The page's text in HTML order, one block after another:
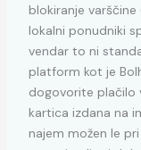
blokiranje
lokalni ponudniki
vendar to ni
platform kot je
dogovorite plačilo
kartica izdana na
najem možen le